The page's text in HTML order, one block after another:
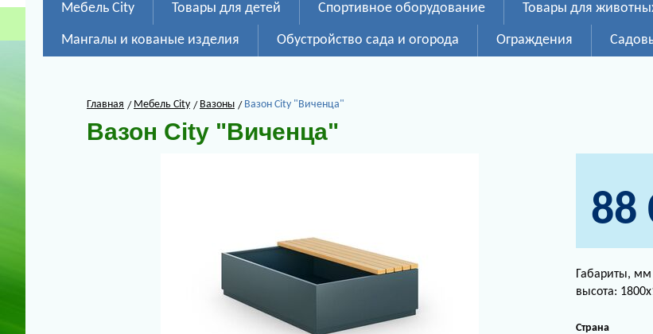
Мебель City Товары для детей Спортивное оборудование Товары для
Мангалы и кованые изделия Обустройство сада и огорода Ограждения
Главная Мебель City Вазоны Вазон City "Виченца"
Вазон City "Виченца"
88
Габариты,
высота:
Страна